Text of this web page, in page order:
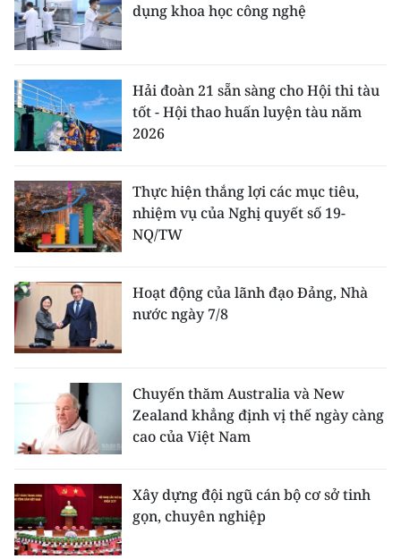
dụng khoa học công nghệ
Hải đoàn 21 sẵn sàng cho Hội thi tàu
tốt - Hội thao huấn luyện tàu năm
2026
Thực hiện thắng lợi các mục tiêu,
nhiệm vụ của Nghị quyết số 19-
NQ/TW
Hoạt động của lãnh đạo Đảng, Nhà
nước ngày 7/8
Chuyến thăm Australia và New
Zealand khẳng định vị thế ngày càng
cao của Việt Nam
Xây dựng đội ngũ cán bộ cơ sở tinh
gọn, chuyên nghiệp